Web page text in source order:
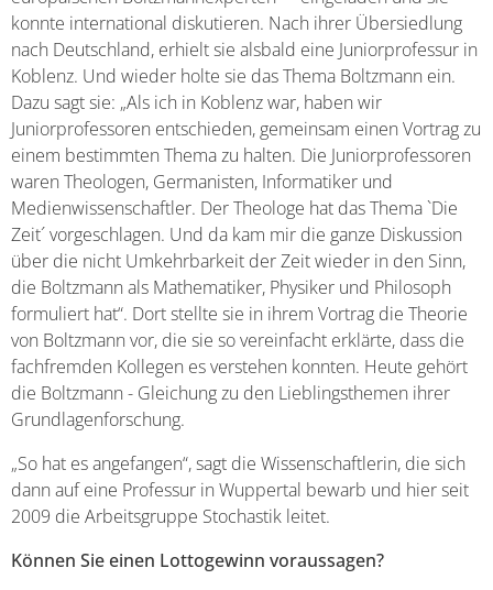
konnte international diskutieren. Nach ihrer Übersiedlung
nach Deutschland, erhielt sie alsbald eine Juniorprofessur in
Koblenz. Und wieder holte sie das Thema Boltzmann ein.
Dazu sagt sie: „Als ich in Koblenz war, haben wir
Juniorprofessoren entschieden, gemeinsam einen Vortrag zu
einem bestimmten Thema zu halten. Die Juniorprofessoren
waren Theologen, Germanisten, Informatiker und
Medienwissenschaftler. Der Theologe hat das Thema `Die
Zeit´ vorgeschlagen. Und da kam mir die ganze Diskussion
über die nicht Umkehrbarkeit der Zeit wieder in den Sinn,
die Boltzmann als Mathematiker, Physiker und Philosoph
formuliert hat“. Dort stellte sie in ihrem Vortrag die Theorie
von Boltzmann vor, die sie so vereinfacht erklärte, dass die
fachfremden Kollegen es verstehen konnten. Heute gehört
die Boltzmann - Gleichung zu den Lieblingsthemen ihrer
Grundlagenforschung.
„So hat es angefangen“, sagt die Wissenschaftlerin, die sich
dann auf eine Professur in Wuppertal bewarb und hier seit
2009 die Arbeitsgruppe Stochastik leitet.
Können Sie einen Lottogewinn voraussagen?